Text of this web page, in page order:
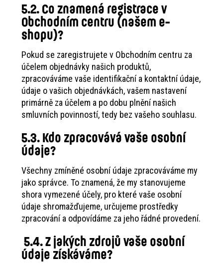
5.2. Co znamená registrace v
Obchodním centru (našem e-
shopu)?
Pokud se zaregistrujete v Obchodním centru za
účelem objednávky našich produktů,
zpracováváme vaše identifikační a kontaktní údaje,
údaje o vašich objednávkách, vašem nastavení
primárně za účelem a po dobu plnění našich
smluvních povinností, tedy bez vašeho souhlasu.
5.3. Kdo zpracovává vaše osobní
údaje?
Všechny zmíněné osobní údaje zpracováváme my
jako správce. To znamená, že my stanovujeme
shora vymezené účely, pro které vaše osobní
údaje shromažďujeme, určujeme prostředky
zpracování a odpovídáme za jeho řádné provedení.
5.4. Z jakých zdrojů vaše osobní
údaje získáváme?